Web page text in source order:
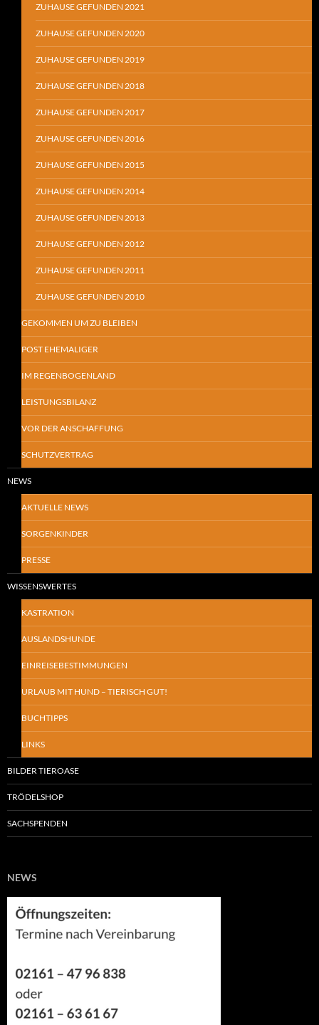
ZUHAUSE GEFUNDEN 2021
ZUHAUSE GEFUNDEN 2020
ZUHAUSE GEFUNDEN 2019
ZUHAUSE GEFUNDEN 2018
ZUHAUSE GEFUNDEN 2017
ZUHAUSE GEFUNDEN 2016
ZUHAUSE GEFUNDEN 2015
ZUHAUSE GEFUNDEN 2014
ZUHAUSE GEFUNDEN 2013
ZUHAUSE GEFUNDEN 2012
ZUHAUSE GEFUNDEN 2011
ZUHAUSE GEFUNDEN 2010
GEKOMMEN UM ZU BLEIBEN
POST EHEMALIGER
IM REGENBOGENLAND
LEISTUNGSBILANZ
VOR DER ANSCHAFFUNG
SCHUTZVERTRAG
NEWS
AKTUELLE NEWS
SORGENKINDER
PRESSE
WISSENSWERTES
KASTRATION
AUSLANDSHUNDE
EINREISEBESTIMMUNGEN
URLAUB MIT HUND – TIERISCH GUT!
BUCHTIPPS
LINKS
BILDER TIEROASE
TRÖDELSHOP
SACHSPENDEN
NEWS